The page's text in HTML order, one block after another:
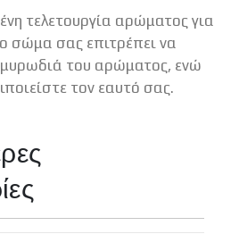
τελετουργία αρώματος για
σώμα σας επιτρέπει να
του αρώματος, ενώ
τον εαυτό σας.